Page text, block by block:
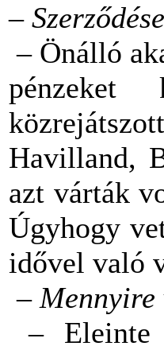
–
– Önálló
pénzeket
Havilland,
azt várták
Úgyhogy
idővel való
– Mennyire
– Eleinte